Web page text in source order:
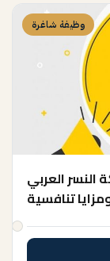
وظيفة شاغرة
العربي
تنافسية